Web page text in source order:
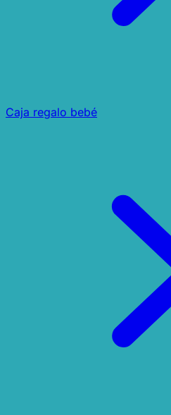
Caja regalo bebé